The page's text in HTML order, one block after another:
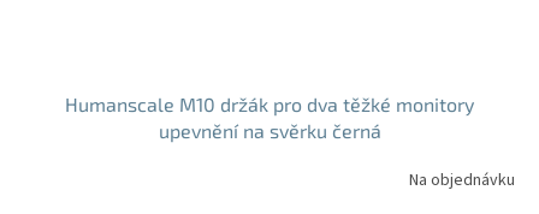
Humanscale M10 držák pro dva těžké monitory
upevnění na svěrku černá
Na objednávku